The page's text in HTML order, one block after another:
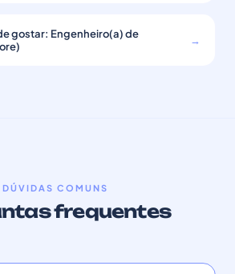
gostar: Engenheiro(a) de
→
DÚVIDAS COMUNS
frequentes